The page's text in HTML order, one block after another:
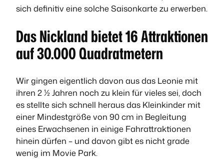
sich definitiv eine solche Saisonkarte zu erwerben.
Das Nickland bietet 16 Attraktionen
auf 30.000 Quadratmetern
Wir gingen eigentlich davon aus das Leonie mit
ihren 2 ½ Jahren noch zu klein für vieles sei, doch
es stellte sich schnell heraus das Kleinkinder mit
einer Mindestgröße von 90 cm in Begleitung
eines Erwachsenen in einige Fahrattraktionen
hinein dürfen – und davon gibt es nicht grade
wenig im Movie Park.